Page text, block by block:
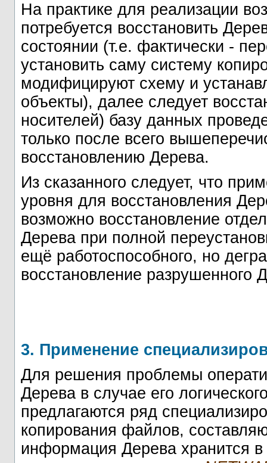
На практике для реализации
потребуется восстановить
состоянии (т.е. фактически -
установить саму систему
модифицируют схему и
объекты), далее следует
носителей) базу данных
только после всего
восстановлению Дерева.
Из сказанного следует, что
уровня для восстановления
возможно восстановление
Дерева при полной
ещё работоспособного, но
восстановление разрушенного
3. Применение
Для решения проблемы
Дерева в случае его
предлагаются ряд
копирования файлов,
информация Дерева хранится